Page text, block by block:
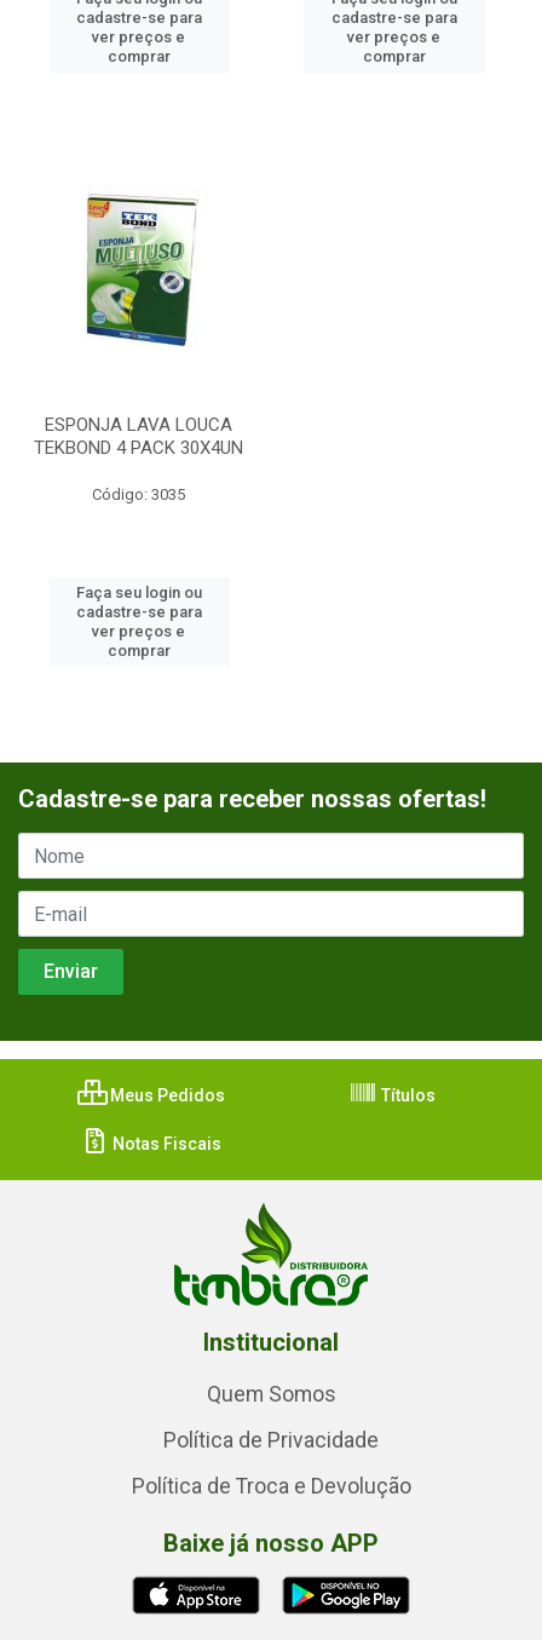
cadastre-se para
ver preços e
comprar
cadastre-se para
ver preços e
comprar
ESPONJA LAVA LOUCA
TEKBOND 4 PACK 30X4UN
Código: 3035
Faça seu login ou
cadastre-se para
ver preços e
comprar
Cadastre-se para receber nossas ofertas!
Meus Pedidos Títulos
Notas Fiscais
Institucional
Quem Somos
Política de Privacidade
Política de Troca e Devolução
Baixe já nosso APP